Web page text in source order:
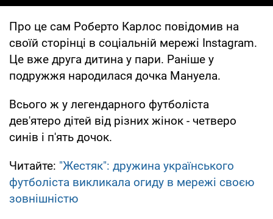
Про це сам Роберто Карлос повідомив на
своїй сторінці в соціальній мережі Instagram.
Це вже друга дитина у пари. Раніше у
подружжя народилася дочка Мануела.
Всього ж у легендарного футболіста
дев'ятеро дітей від різних жінок - четверо
синів і п'ять дочок.
Читайте: "Жестяк": дружина українського
футболіста викликала огиду в мережі своєю
зовнішністю